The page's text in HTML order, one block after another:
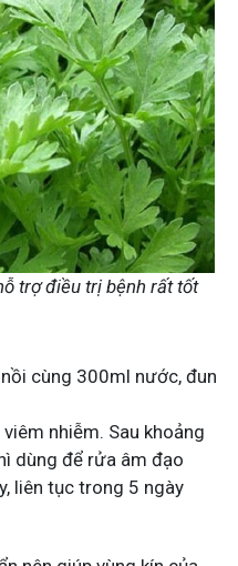
trợ điều trị bệnh rất tốt
cùng 300ml nước, đun
nhiễm. Sau khoảng
dùng để rửa âm đạo
liên tục trong 5 ngày